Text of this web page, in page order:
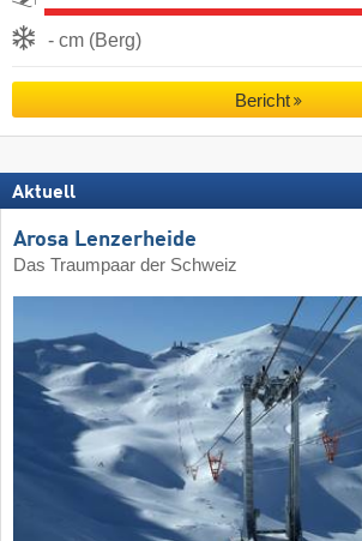
- cm (Berg)
Bericht
Aktuell
Arosa Lenzerheide
Das Traumpaar der Schweiz